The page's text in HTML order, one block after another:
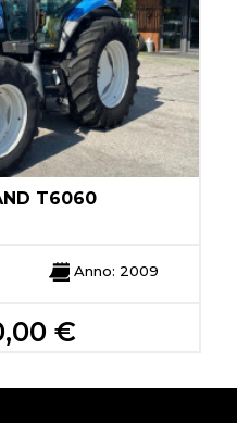
T6060
Anno: 2009
€